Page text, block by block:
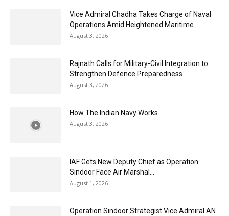
Vice Admiral Chadha Takes Charge of Naval
Operations Amid Heightened Maritime...
August 3, 2026
Rajnath Calls for Military-Civil Integration to
Strengthen Defence Preparedness
August 3, 2026
How The Indian Navy Works
August 3, 2026
IAF Gets New Deputy Chief as Operation
Sindoor Face Air Marshal...
August 1, 2026
Operation Sindoor Strategist Vice Admiral AN